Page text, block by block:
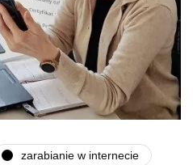
zarabianie w internecie